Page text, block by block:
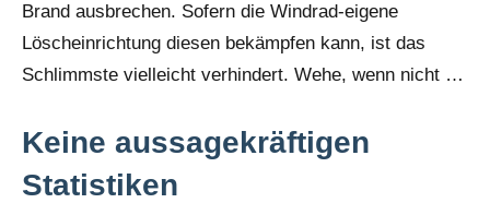
Brand ausbrechen. Sofern die Windrad-eigene
Löscheinrichtung diesen bekämpfen kann, ist das
Schlimmste vielleicht verhindert. Wehe, wenn nicht …
Keine aussagekräftigen
Statistiken